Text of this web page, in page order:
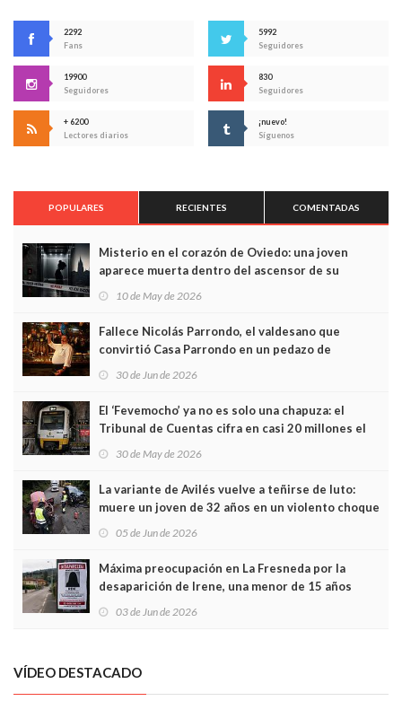
2292
Fans
5992
Seguidores
19900
Seguidores
830
Seguidores
+ 6200
Lectores diarios
¡nuevo!
Síguenos
POPULARES RECIENTES COMENTADAS
Misterio en el corazón de Oviedo: una joven
aparece muerta dentro del ascensor de su
edificio y las cámaras captan sus últimos minutos
10 de May de 2026
Fallece Nicolás Parrondo, el valdesano que
convirtió Casa Parrondo en un pedazo de
Asturias en Madrid
30 de Jun de 2026
El ‘Fevemocho’ ya no es solo una chapuza: el
Tribunal de Cuentas cifra en casi 20 millones el
sobrecoste de los trenes que no cabían por los
30 de May de 2026
La variante de Avilés vuelve a teñirse de luto:
muere un joven de 32 años en un violento choque
frontal
05 de Jun de 2026
Máxima preocupación en La Fresneda por la
desaparición de Irene, una menor de 15 años
03 de Jun de 2026
VÍDEO DESTACADO